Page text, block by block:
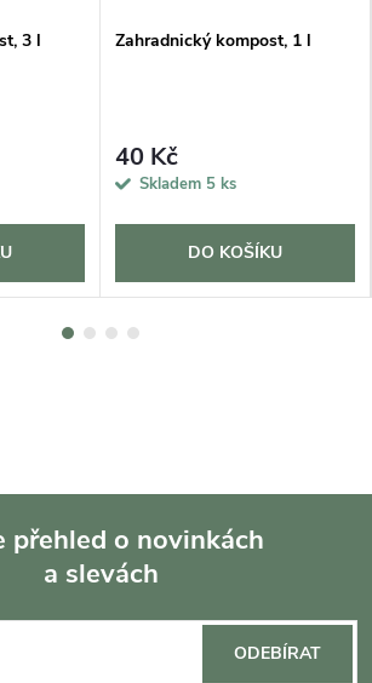
3 l Zahradnický kompost, 1 l
40 Kč
Skladem 5 ks
DO KOŠÍKU
přehled o novinkách
a slevách
ODEBÍRAT